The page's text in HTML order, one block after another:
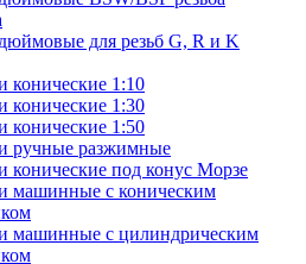
для резьб G, R и K
конические 1:10
конические 1:30
конические 1:50
ручные разжимные
конические под конус Морзе
машинные с коническим
машинные с цилиндрическим